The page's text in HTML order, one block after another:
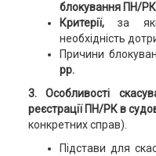
блокування ПН/
Критерії,за
необхідність
Причини
рр.
3. Особливості
реєстрації ПН/РК в
конкретних справ).
Підстави для